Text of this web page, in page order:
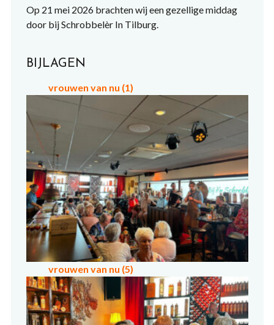
Op 21 mei 2026 brachten wij een gezellige middag
door bij Schrobbelèr In Tilburg.
BIJLAGEN
vrouwen van nu (1)
vrouwen van nu (5)